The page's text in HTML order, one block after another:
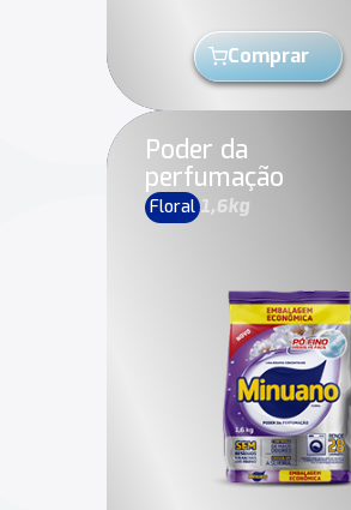
Comprar
Poder da
perfumação
Floral 1,6kg